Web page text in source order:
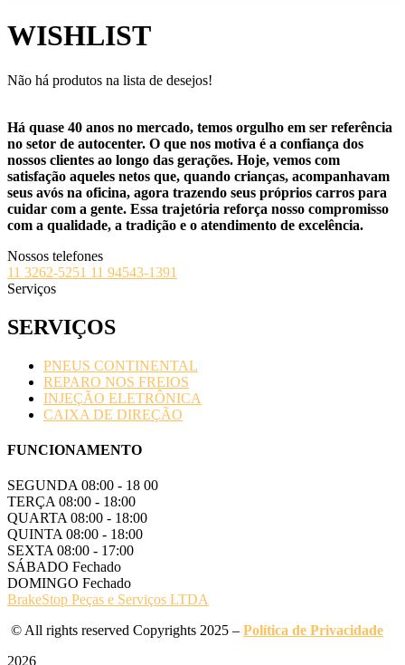
WISHLIST
Não há produtos na lista de desejos!
Há quase 40 anos no mercado, temos orgulho em ser referência
no setor de autocenter. O que nos motiva é a confiança dos
nossos clientes ao longo das gerações. Hoje, vemos com
satisfação aqueles netos que, quando crianças, acompanhavam
seus avós na oficina, agora trazendo seus próprios carros para
cuidar com a gente. Essa trajetória reforça nosso compromisso
com a qualidade, a tradição e o atendimento de excelência.
Nossos telefones
11 3262-5251 11 94543-1391
Serviços
SERVIÇOS
PNEUS CONTINENTAL
REPARO NOS FREIOS
INJEÇÃO ELETRÔNICA
CAIXA DE DIREÇÃO
FUNCIONAMENTO
SEGUNDA 08:00 - 18 00
TERÇA 08:00 - 18:00
QUARTA 08:00 - 18:00
QUINTA 08:00 - 18:00
SEXTA 08:00 - 17:00
SÁBADO Fechado
DOMINGO Fechado
BrakeStop Peças e Serviços LTDA
© All rights reserved Copyrights 2025 – Política de Privacidade
2026